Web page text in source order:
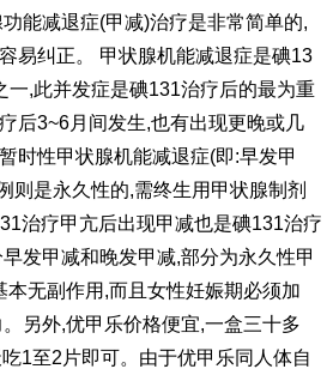
能减退症(甲减)治疗是非常简单的,
易纠正。 甲状腺机能减退症是碘13
一,此并发症是碘131治疗后的最为重
后3~6月间发生,也有出现更晚或几
时性甲状腺机能减退症(即:早发甲
则是永久性的,需终生用甲状腺制剂
治疗甲亢后出现甲减也是碘131治疗
发甲减和晚发甲减,部分为永久性甲
本无副作用,而且女性妊娠期必须加
另外,优甲乐价格便宜,一盒三十多
1至2片即可。由于优甲乐同人体自